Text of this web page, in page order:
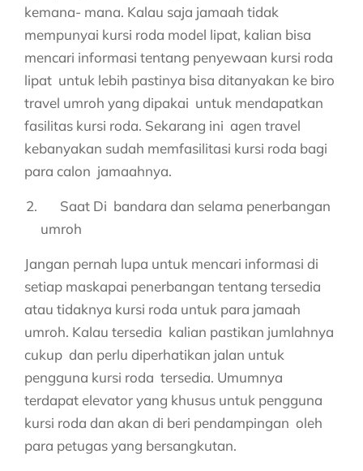
kemana- mana. Kalau saja jamaah tidak
mempunyai kursi roda model lipat, kalian bisa
mencari informasi tentang penyewaan kursi roda
lipat untuk lebih pastinya bisa ditanyakan ke biro
travel umroh yang dipakai untuk mendapatkan
fasilitas kursi roda. Sekarang ini agen travel
kebanyakan sudah memfasilitasi kursi roda bagi
para calon jamaahnya.
Saat Di bandara dan selama penerbangan
umroh
Jangan pernah lupa untuk mencari informasi di
setiap maskapai penerbangan tentang tersedia
atau tidaknya kursi roda untuk para jamaah
umroh. Kalau tersedia kalian pastikan jumlahnya
cukup dan perlu diperhatikan jalan untuk
pengguna kursi roda tersedia. Umumnya
terdapat elevator yang khusus untuk pengguna
kursi roda dan akan di beri pendampingan oleh
para petugas yang bersangkutan.